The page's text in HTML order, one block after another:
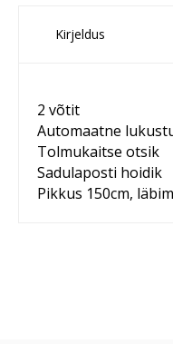
Kirjeldus
2 võtit
Automaatne
Tolmukaitse otsik
Sadulaposti hoidik
Pikkus 150cm,